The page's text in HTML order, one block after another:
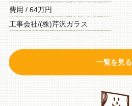
費用 / 64万円
工事会社/(株)芹沢ガラス
一覧を見る